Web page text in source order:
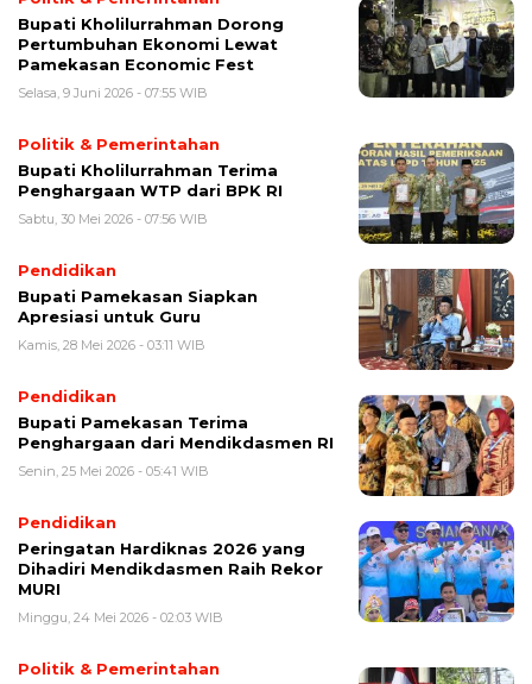
Bupati Kholilurrahman Dorong
Pertumbuhan Ekonomi Lewat
Pamekasan Economic Fest
Selasa, 9 Juni 2026 - 07:55 WIB
Politik & Pemerintahan
Bupati Kholilurrahman Terima
Penghargaan WTP dari BPK RI
Sabtu, 30 Mei 2026 - 07:56 WIB
Pendidikan
Bupati Pamekasan Siapkan
Apresiasi untuk Guru
Kamis, 28 Mei 2026 - 03:11 WIB
Pendidikan
Bupati Pamekasan Terima
Penghargaan dari Mendikdasmen RI
Senin, 25 Mei 2026 - 05:41 WIB
Pendidikan
Peringatan Hardiknas 2026 yang
Dihadiri Mendikdasmen Raih Rekor
MURI
Minggu, 24 Mei 2026 - 02:03 WIB
Politik & Pemerintahan